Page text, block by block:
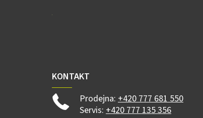
KONTAKT
Prodejna: +420 777 681 550
Servis: +420 777 135 356